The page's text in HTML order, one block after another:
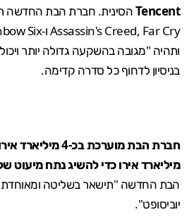
Tencentהסינית. חברת הבת החדשה
Assassin's Creed, Far Cry ו-Six
ותהיה "מגובה בהשקעה גדולה יותר
בניסיון לדחוף כל סדרה קדימה.
מיליארד אירו כדי להשיג נתח מיעוט של כ-
הבת החדשה "תישאר בשליטה ומאוחדת
יוביסופט".